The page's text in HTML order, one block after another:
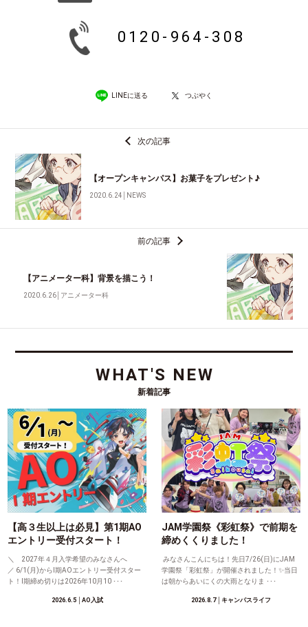
0120-964-308
LINEに送る つぶやく
次の記事
【オープンキャンパス】お菓子をプレゼント♪
2020.6.24 NEWS
前の記事
【アニメーター科】背景を描こう！
2020.6.26 アニメーター科
WHAT'S NEW
新着記事
【高３生以上は必見】第1期AO
エントリー受付スタート！
＼ 2027年４月入学希望のみなさんへ
／ 6/1(月)からⅠ期AOエントリー受付スター
ト！Ⅰ期締め切りは2026年10月10 ･･･
2026.6.5│AO入試
JAM学園祭《彩虹祭》で前期を
締めくくりました！
みなさんこんにちは！先日7/26(日)にJAM
学園祭「彩虹祭」が開催されました！✨当日
は朝からあいにくの大雨となりま ･･･
2026.8.7│キャンパスライフ